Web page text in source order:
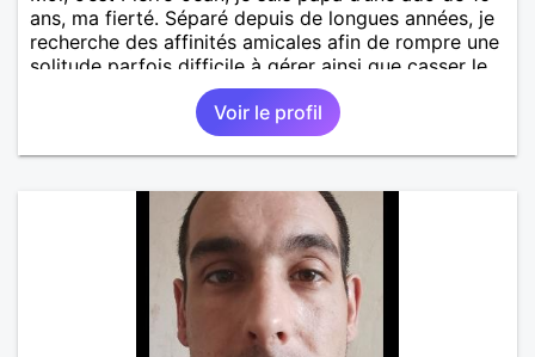
ans, ma fierté. Séparé depuis de longues années, je
recherche des affinités amicales afin de rompre une
solitude parfois difficile à gérer ainsi que casser le
vague à l’âme. L’amitié reste extrêmement
importante à mes yeux mais peut se décliner en des
sentiments plus puissants. « Le temps fera son
œuvre » disait Arthur Schopenhauer, philosophe
autant être trop locace. Je suis bourré de qualités
avec très peu de défauts. Je suis altruiste,
bienveillant, empathique, attentionné, honnête,
respectueux, doux de caractère et compréhensif : je
laisse « glisser » beaucoup de choses. Mais ne vous
m’éprenez pas Mesdames, si une personne que
j’aime me trahit une fois, il n’y aura pas de seconde
Voir le profil